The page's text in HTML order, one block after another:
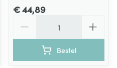
€ 44,89
Bestel